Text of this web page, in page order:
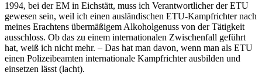
1994, bei der EM in Eichstätt, muss ich Verantwortlicher der ETU
gewesen sein, weil ich einen ausländischen ETU-Kampfrichter nach
meines Erachtens übermäßigem Alkoholgenuss von der Tätigkeit
ausschloss. Ob das zu einem internationalen Zwischenfall geführt
hat, weiß ich nicht mehr. – Das hat man davon, wenn man als ETU
einen Polizeibeamten internationale Kampfrichter ausbilden und
einsetzen lässt (lacht).